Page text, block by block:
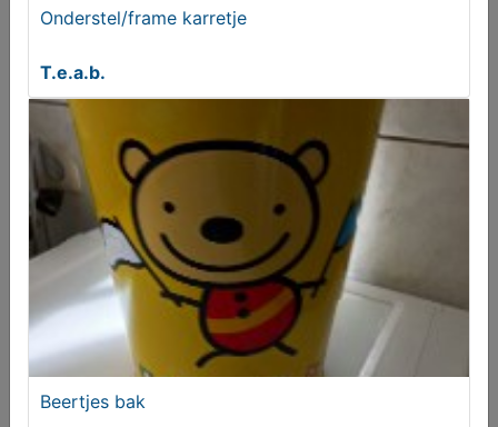
Gratis adverteren - Zo zit dat!
Aangeboden
Onderstel/frame karretje
T.e.a.b.
Beertjes bak